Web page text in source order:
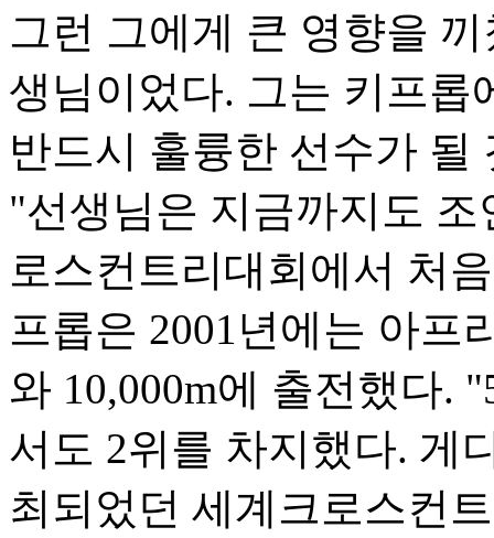
그런 그에게 큰 영향을
생님이었다. 그는 키프롭
반드시 훌륭한 선수가 될
"선생님은 지금까지도
로스컨트리대회에서 처
프롭은 2001년에는 아프
와 10,000m에 출전했다.
서도 2위를 차지했다. 게
최되었던 세계크로스컨